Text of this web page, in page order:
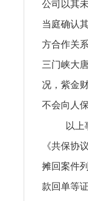
公司以其
当庭确认
方合作关
三门峡大
况，紫金
不会向人
以上
《共保协
摊回案件
款回单等